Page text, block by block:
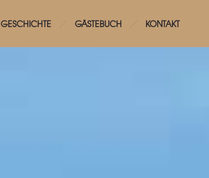
GESCHICHTE GÄSTEBUCH KONTAKT